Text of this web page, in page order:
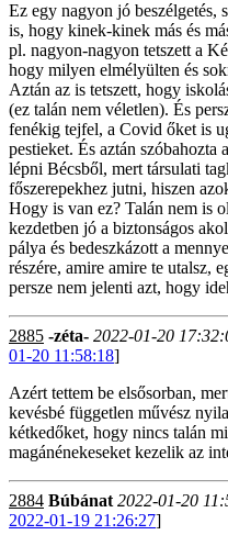
Ez egy nagyon jó beszélgetés,
is, hogy kinek-kinek más és
pl. nagyon-nagyon tetszett a
hogy milyen elmélyülten és
Aztán az is tetszett, hogy
(ez talán nem véletlen). És
fenékig tejfel, a Covid őket is
pestieket. És aztán
lépni Bécsből, mert társulati
főszerepekhez jutni, hiszen
Hogy is van ez? Talán nem is
kezdetben jó a biztonságos
pálya és bedeszkázott a
részére, amire amire te utalsz,
persze nem jelenti azt, hogy
2885 -zéta- 2022-01-20
01-20 11:58:18]
Azért tettem be elsősorban,
kevésbé független művész
kétkedőket, hogy nincs talán
magánénekeseket kezelik az
2884 Búbánat 2022-01-20
2022-01-19 21:26:27]